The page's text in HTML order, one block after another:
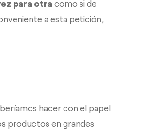
para otra como si de
a esta petición,
hacer con el papel
productos en grandes